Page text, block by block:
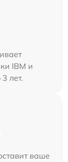
IBM и
лет.
ваше